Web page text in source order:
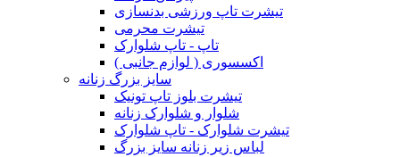
تیشرت تاپ ورزشی بدنسازی
تیشرت محرمی
تاپ - تاپ شلوارک
اکسسوری ( لوازم جانبی )
سایز بزرگ زنانه
تیشرت بلوز تاپ تونیک
شلوار و شلوارک زنانه
تیشرت شلوارک - تاپ شلوارک
لباس زیر زنانه سایز بزرگ